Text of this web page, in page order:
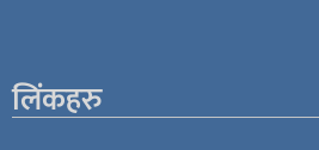
लिंकहरु